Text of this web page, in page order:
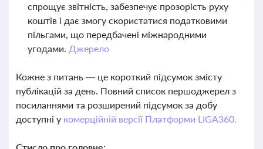
спрощує звітність, забезпечує прозорість руху
коштів і дає змогу скористатися податковими
пільгами, що передбачені міжнародними
угодами. Джерело
Кожне з питань — це короткий підсумок змісту
публікацій за день. Повний список першоджерел з
посиланнями та розширений підсумок за добу
доступні у комерційній версії Платформи LIGA360.